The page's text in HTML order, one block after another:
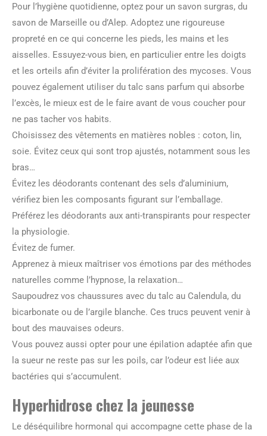
Pour l’hygiène quotidienne, optez pour un savon surgras, du
savon de Marseille ou d’Alep. Adoptez une rigoureuse
propreté en ce qui concerne les pieds, les mains et les
aisselles. Essuyez-vous bien, en particulier entre les doigts
et les orteils afin d’éviter la prolifération des mycoses. Vous
pouvez également utiliser du talc sans parfum qui absorbe
l’excès, le mieux est de le faire avant de vous coucher pour
ne pas tacher vos habits.
Choisissez des vêtements en matières nobles : coton, lin,
soie. Évitez ceux qui sont trop ajustés, notamment sous les
bras…
Évitez les déodorants contenant des sels d’aluminium,
vérifiez bien les composants figurant sur l’emballage.
Préférez les déodorants aux anti-transpirants pour respecter
la physiologie.
Évitez de fumer.
Apprenez à mieux maîtriser vos émotions par des méthodes
naturelles comme l’hypnose, la relaxation…
Saupoudrez vos chaussures avec du talc au Calendula, du
bicarbonate ou de l’argile blanche. Ces trucs peuvent venir à
bout des mauvaises odeurs.
Vous pouvez aussi opter pour une épilation adaptée afin que
la sueur ne reste pas sur les poils, car l’odeur est liée aux
bactéries qui s’accumulent.
Hyperhidrose chez la jeunesse
Le déséquilibre hormonal qui accompagne cette phase de la